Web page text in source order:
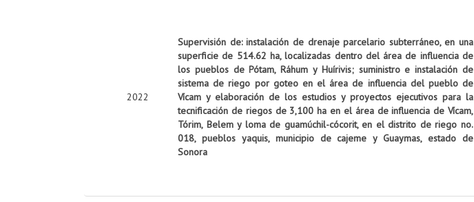
2022
Supervisión de: instalación de drenaje parcelario subterráneo, en una
superficie de 514.62 ha, localizadas dentro del área de influencia de
los pueblos de Pótam, Ráhum y Huírivis; suministro e instalación de
sistema de riego por goteo en el área de influencia del pueblo de
Vícam y elaboración de los estudios y proyectos ejecutivos para la
tecnificación de riegos de 3,100 ha en el área de influencia de Vícam,
Tórim, Belem y loma de guamúchil-cócorit, en el distrito de riego no.
018, pueblos yaquis, municipio de cajeme y Guaymas, estado de
Sonora